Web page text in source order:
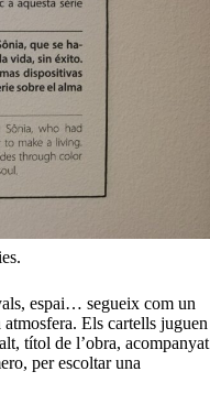
espai… segueix com un
Els cartells juguen
títol de l’obra, acompanyat
per escoltar una